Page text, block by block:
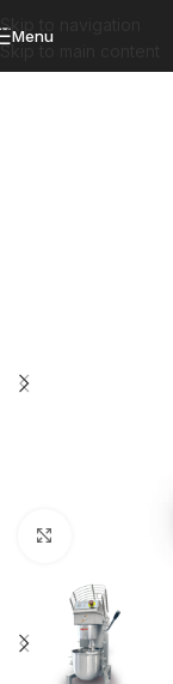
Skip to navigation
Skip to main content
Menu